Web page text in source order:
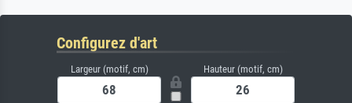
Configurez d'art
Largeur (motif, cm) Hauteur (motif, cm)